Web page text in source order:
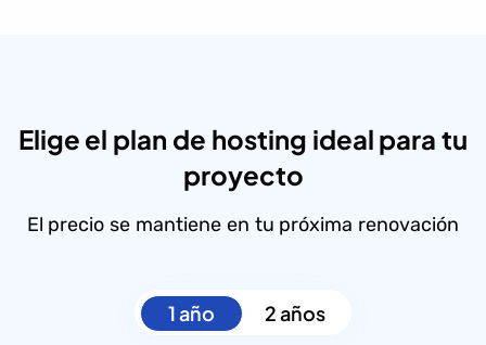
Elige el plan de hosting ideal para tu
proyecto
El precio se mantiene en tu próxima renovación
1 año 2 años